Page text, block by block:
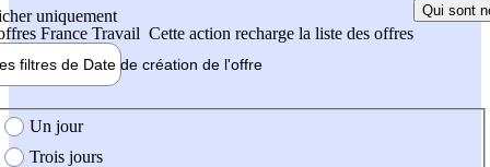
uniquement
France Travail Cette action recharge la liste des offres
Qui sont
filtres de Date de création de l'offre
création de l'offre
Un jour
Trois jours